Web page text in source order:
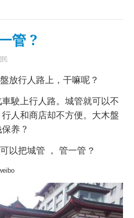
管 ?
放行人路上，干嘛呢？
駛上行人路。城管就可以不
人和商店却不方便。大木盤
养 ?
以把城管 ， 管一管 ?